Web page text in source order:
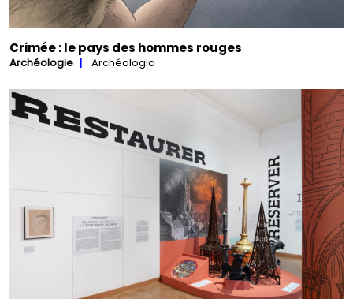
Crimée : le pays des hommes rouges
Archéologie Archéologia